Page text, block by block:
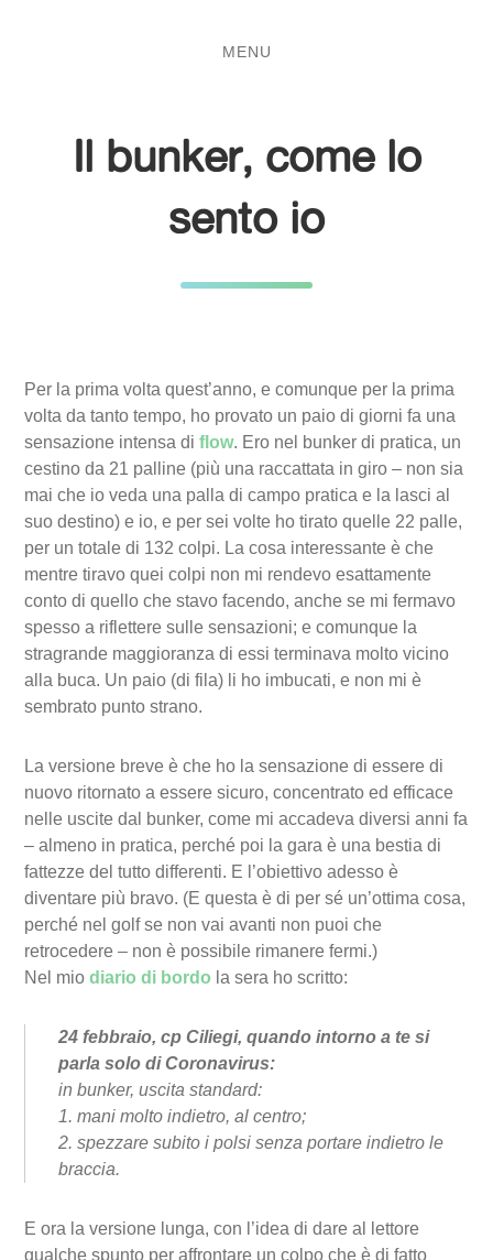
MENU
Il bunker, come lo
sento io
Per la prima volta quest’anno, e comunque per la prima
volta da tanto tempo, ho provato un paio di giorni fa una
sensazione intensa diflow. Ero nel bunker di pratica, un
cestino da 21 palline (più una raccattata in giro – non sia
mai che io veda una palla di campo pratica e la lasci al
suo destino) e io, e per sei volte ho tirato quelle 22 palle,
per un totale di 132 colpi. La cosa interessante è che
mentre tiravo quei colpi non mi rendevo esattamente
conto di quello che stavo facendo, anche se mi fermavo
spesso a riflettere sulle sensazioni; e comunque la
stragrande maggioranza di essi terminava molto vicino
alla buca. Un paio (di fila) li ho imbucati, e non mi è
sembrato punto strano.
La versione breve è che ho la sensazione di essere di
nuovo ritornato a essere sicuro, concentrato ed efficace
nelle uscite dal bunker, come mi accadeva diversi anni fa
– almeno in pratica, perché poi la gara è una bestia di
fattezze del tutto differenti. E l’obiettivo adesso è
diventare più bravo. (E questa è di per sé un’ottima cosa,
perché nel golf se non vai avanti non puoi che
retrocedere – non è possibile rimanere fermi.)
Nel miodiario di bordo la sera ho scritto:
24 febbraio, cp Ciliegi, quando intorno a te si
parla solo di Coronavirus:
in bunker, uscita standard:
1. mani molto indietro, al centro;
2. spezzare subito i polsi senza portare indietro le
braccia.
E ora la versione lunga, con l’idea di dare al lettore
qualche spunto per affrontare un colpo che è di fatto